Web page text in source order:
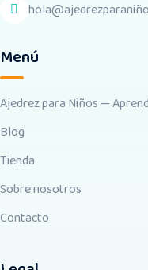
Menú
Ajedrez para Niños —
Blog
Tienda
Sobre nosotros
Contacto